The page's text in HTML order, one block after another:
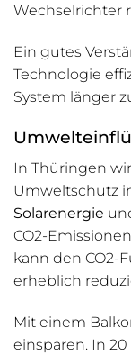
Wechselrichter
Ein gutes
Technologie
System länger
In Thüringen
Umweltschutz
Solarenergie
CO2-
kann den CO2-
erheblich
Mit einem
einsparen. In